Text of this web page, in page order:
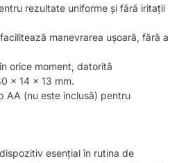
rezultate uniforme și fără iritații
manevrarea ușoară, fără a
orice moment, datorită
x 14 x 13 mm.
AA (nu este inclusă) pentru
esențial în rutina de